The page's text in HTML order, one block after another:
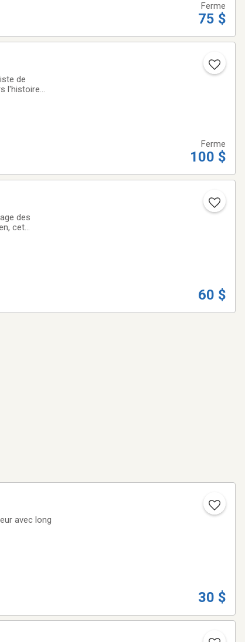
Ferme
75 $
de
l'histoire
Ferme
100 $
cet
60 $
avec long
30 $